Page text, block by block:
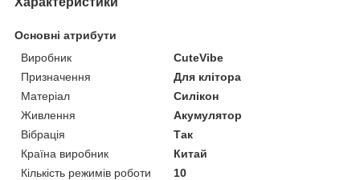
Основні атрибути
Виробник
CuteVibe
Призначення
Для клітора
Матеріал
Силікон
Живлення
Акумулятор
Вібрація
Так
Країна виробник
Китай
Кількість режимів роботи
10